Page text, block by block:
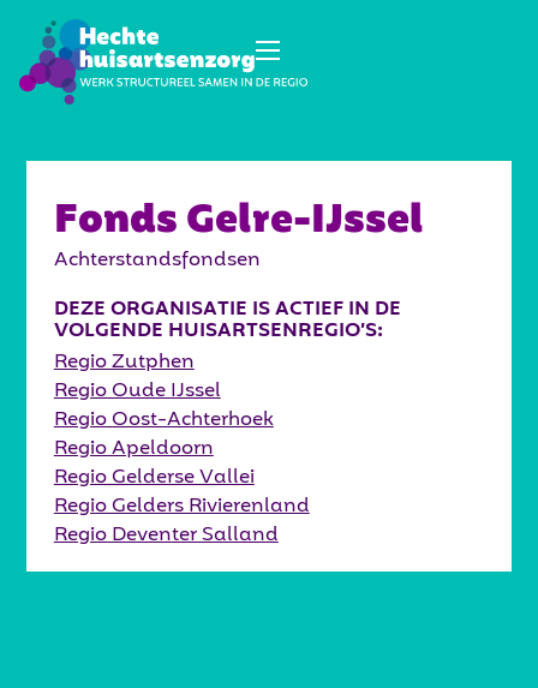
Fonds Gelre-IJssel
Achterstandsfondsen
DEZE ORGANISATIE IS ACTIEF IN DE
VOLGENDE HUISARTSENREGIO’S:
Regio Zutphen
Regio Oude IJssel
Regio Oost-Achterhoek
Regio Apeldoorn
Regio Gelderse Vallei
Regio Gelders Rivierenland
Regio Deventer Salland